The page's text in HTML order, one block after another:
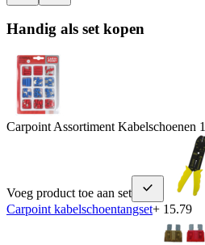
Handig als set kopen
Carpoint Assortiment Kabelschoenen
Voeg product toe aan set
Carpoint kabelschoentangset+ 15.79